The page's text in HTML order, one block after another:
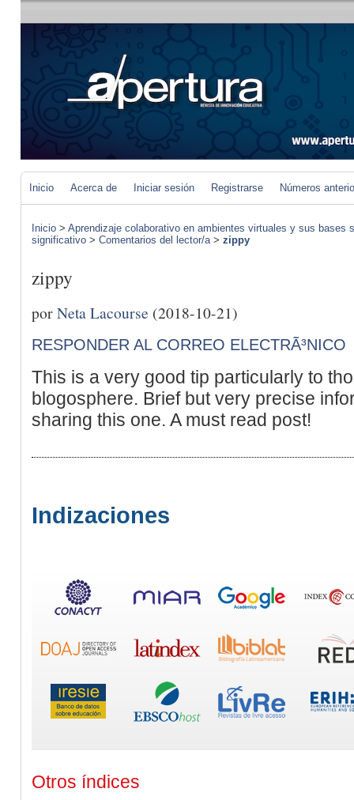
Inicio Acerca de Iniciar sesión Registrarse Números
Inicio > Aprendizaje colaborativo en ambientes virtuales y sus
significativo > Comentarios del lector/a> zippy
zippy
porNeta Lacourse (2018-10-21)
RESPONDER AL CORREO ELECTRÃ³NICO
This is a very good tip particularly to
blogosphere. Brief but very precise
sharing this one. A must read post!
Indizaciones
Otros índices